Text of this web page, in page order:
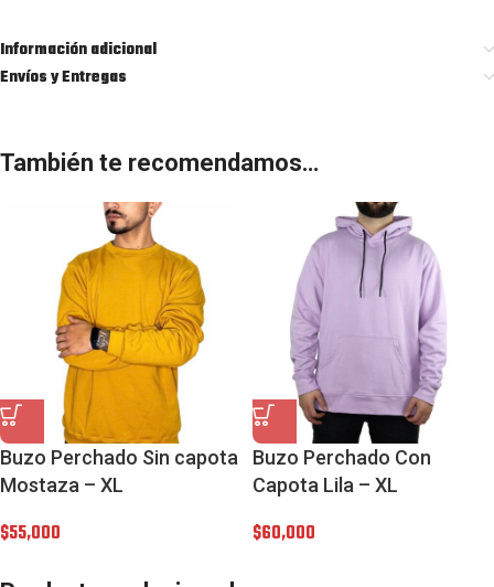
Información adicional
Envíos y Entregas
También te recomendamos…
Buzo Perchado Sin capota
Mostaza – XL
$55,000
Buzo Perchado Con
Capota Lila – XL
$60,000